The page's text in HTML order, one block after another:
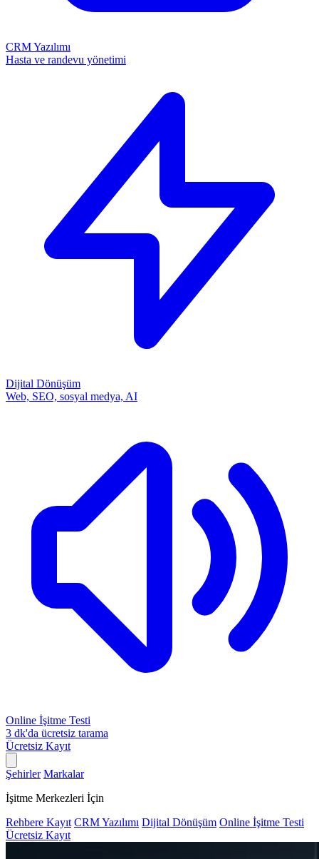
CRM Yazılımı
Hasta ve randevu yönetimi
Dijital Dönüşüm
Web, SEO, sosyal medya, AI
Online İşitme Testi
3 dk'da ücretsiz tarama
Ücretsiz Kayıt
Şehirler Markalar
İşitme Merkezleri İçin
Rehbere Kayıt CRM Yazılımı Dijital Dönüşüm Online İşitme Testi
Ücretsiz Kayıt